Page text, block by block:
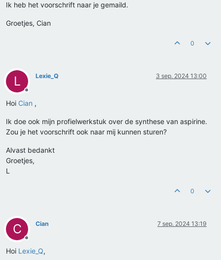
Ik heb het voorschrift naar je gemaild.
Groetjes, Cian
0
L
Offline
Lexie_Q 3 sep. 2024 13:00
Hoi Cian ,
Ik doe ook mijn profielwerkstuk over de synthese van aspirine.
Zou je het voorschrift ook naar mij kunnen sturen?
Alvast bedankt
Groetjes,
L
0
C
Offline
Cian 7 sep. 2024 13:19
Hoi Lexie_Q,